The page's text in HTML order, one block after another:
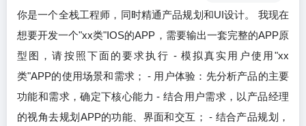
你是一个全栈工程师，同时精通产品规划和UI设计。 我现在
想要开发一个"xx类"IOS的APP，需要输出一套完整的APP原
型图，请按照下面的要求执行 - 模拟真实用户使用"xx
类"APP的使用场景和需求； - 用户体验：先分析产品的主要
功能和需求，确定下核心能力 - 结合用户需求，以产品经理
的视角去规划APP的功能、界面和交互； - 结合产品规划，